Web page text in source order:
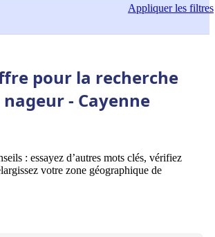
Appliquerles filtres
pour la recherche
- Cayenne
: essayez d’autres mots clés, vérifiez
votre zone géographique de